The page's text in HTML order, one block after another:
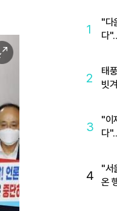
1
"다
다
2
태
빗
3
"이
다
4
"서
온